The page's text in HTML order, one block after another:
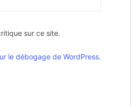
sur ce site.
le débogage de WordPress.